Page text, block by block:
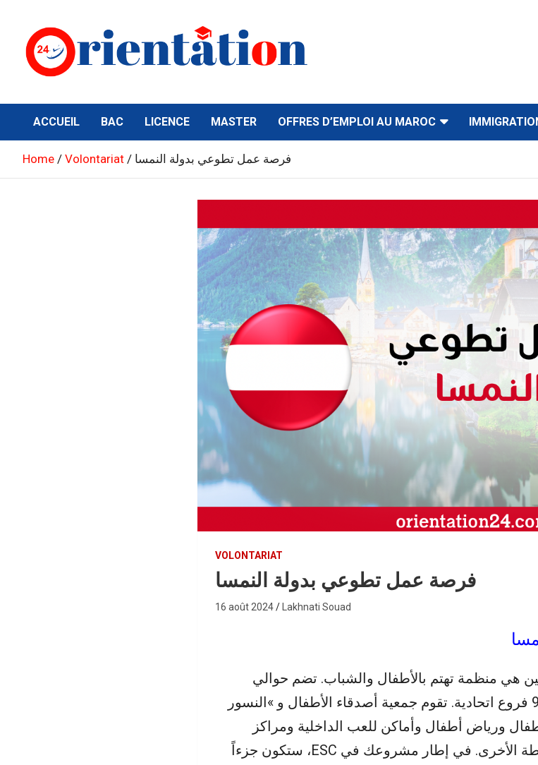
content
Orientation24
ACCUEIL BAC LICENCE MASTER OFFRES D’EMPLOI AU MAROC
Home Volontariat فرصة عمل تطوعي بدولة النمسا
VOLONTARIAT
فرصة عمل تطوعي بدولة النمسا
16 août 2024 Lakhnati Souad
هي منظمة تهتم بالأطفال والشباب. تضم حوالي
300 مجموعة محلية منظمة في 9 فروع اتحادية. تقوم جمعية أصدقاء الأطفال و »النسور
ورياض أطفال وأماكن للعب الداخلية ومراكز
عائلية وشبابية والعديد من الأنشطة الأخرى. في إطار مشروعك في ESC، ستكون جزءاً